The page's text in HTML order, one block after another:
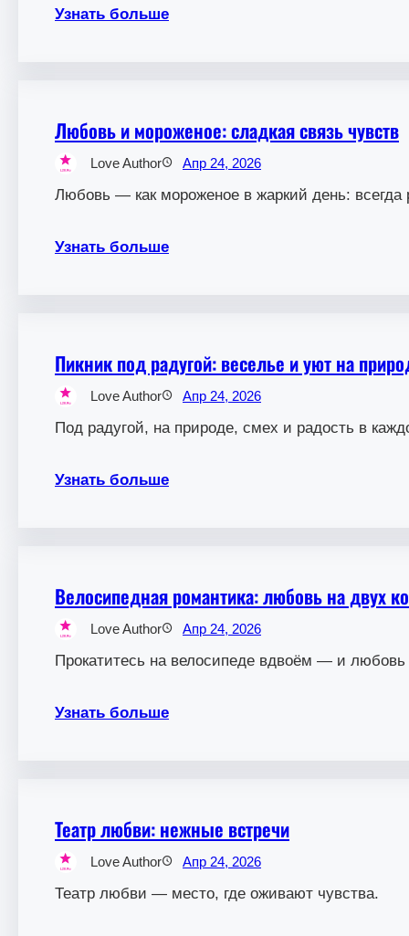
Узнать больше
Любовь и мороженое: сладкая связь чувств
Love Author Апр 24, 2026
Любовь — как мороженое в жаркий день: всегда
Узнать больше
Пикник под радугой: веселье и уют на
Love Author Апр 24, 2026
Под радугой, на природе, смех и радость в
Узнать больше
Велосипедная романтика: любовь на двух
Love Author Апр 24, 2026
Прокатитесь на велосипеде вдвоём — и любовь
Узнать больше
Театр любви: нежные встречи
Love Author Апр 24, 2026
Театр любви — место, где оживают чувства.